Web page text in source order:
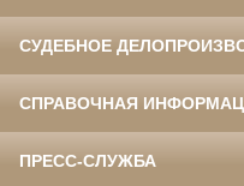
СУДЕБНОЕ
СПРАВОЧНАЯ
ПРЕСС-СЛУЖБА